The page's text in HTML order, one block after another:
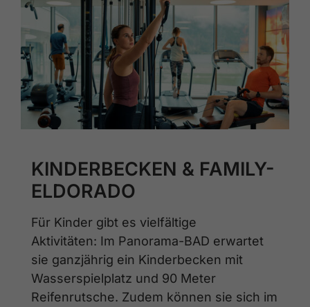
KINDERBECKEN & FAMILY-
ELDORADO
Für Kinder gibt es vielfältige
Aktivitäten: Im Panorama-BAD erwartet
sie ganzjährig ein Kinderbecken mit
Wasserspielplatz und 90 Meter
Reifenrutsche. Zudem können sie sich im